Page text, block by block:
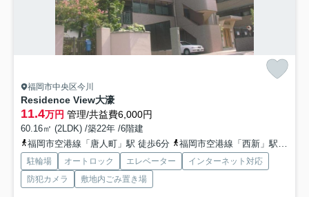
福岡市中央区今川
Residence View大濠
11.4万円 管理/共益費6,000円
60.16㎡ (2LDK) /築22年 /6階建
福岡市空港線「唐人町」駅 徒歩6分
福岡市空港線「西新」駅 徒歩13分
駐輪場 オートロック エレベーター
インターネット対応
防犯カメラ
敷地内ごみ置き場